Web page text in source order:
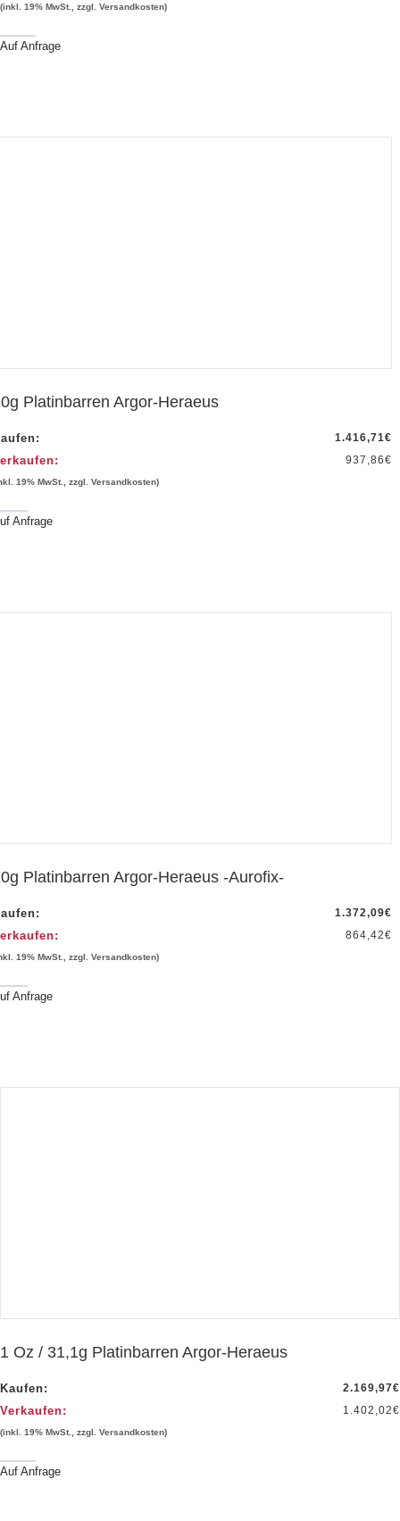
(inkl. 19% MwSt., zzgl. Versandkosten)
Auf Anfrage
Platinbarren Argor-Heraeus
1.416,71€
937,86€
19% MwSt., zzgl. Versandkosten)
Anfrage
Platinbarren Argor-Heraeus -Aurofix-
1.372,09€
864,42€
19% MwSt., zzgl. Versandkosten)
Anfrage
1 Oz / 31,1g Platinbarren Argor-Heraeus
Kaufen: 2.169,97€
Verkaufen: 1.402,02€
(inkl. 19% MwSt., zzgl. Versandkosten)
Auf Anfrage